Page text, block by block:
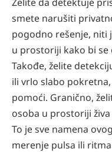
smete narušiti
pogodno rešenje, niti
u prostoriji kako bi se
Takođe, želite
ili vrlo slabo
pomoći. Granično,
osoba u prostoriji
To je sve namena
merenje pulsa ili